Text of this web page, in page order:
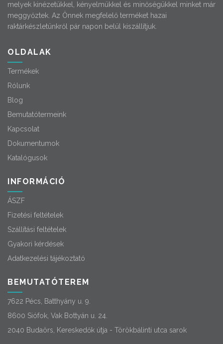
melyek kinézetükkel, kényelmükkel és minőségükkel minket már
meggyőztek. Az Önnek megfelelő terméket hazai
raktárkészletünkről pár napon belül kiszállítjuk.
OLDALAK
Termékek
Rólunk
Blog
Bemutatótermeink
Kapcsolat
Dokumentumok
Katalógusok
INFORMÁCIÓ
ÁSZF
Fizetési feltételek
Szállítási feltételek
Gyakori kérdések
Adatkezelési tájékoztató
BEMUTATÓTEREM
7622 Pécs, Batthyány u. 9.
8600 Siófok, Vak Bottyán u. 24.
2040 Budaörs, Kereskedők útja - Törökbálinti utca sarok